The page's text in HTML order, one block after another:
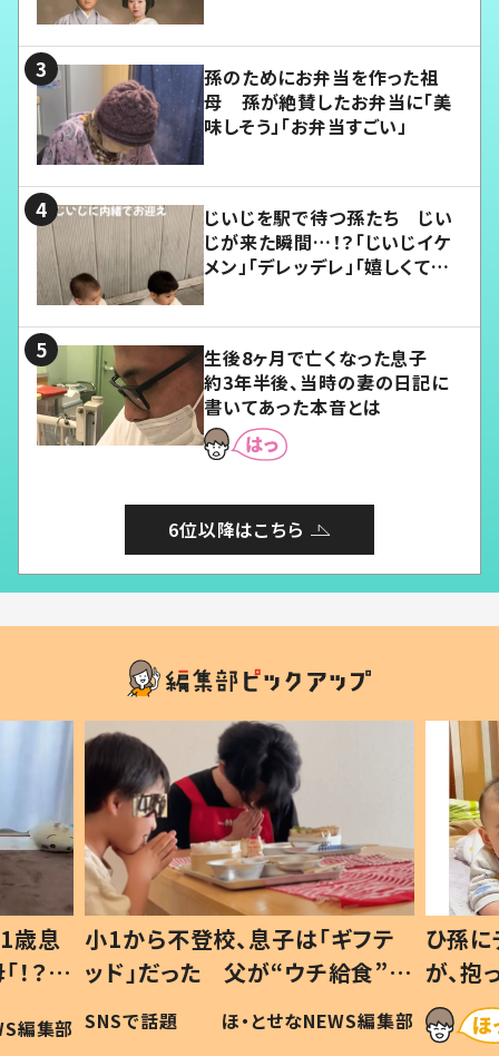
孫のためにお弁当を作った祖
母 孫が絶賛したお弁当に「美
味しそう」「お弁当すごい」
じいじを駅で待つ孫たち じい
じが来た瞬間…！？「じいじイケ
メン」「デレッデレ」「嬉しくて可
生後8ヶ月で亡くなった息子
約3年半後、当時の妻の日記に
書いてあった本音とは
6位以降はこちら
歳息
？」
編集部
小1から不登校、息子は「ギフテ
ッド」だった 父が“ウチ給食”を
作り続ける理由とは #令和の親
#令和の子
SNSで話題 ほ・とせなNEWS編集部
ひ孫
が、
「涙が
い」